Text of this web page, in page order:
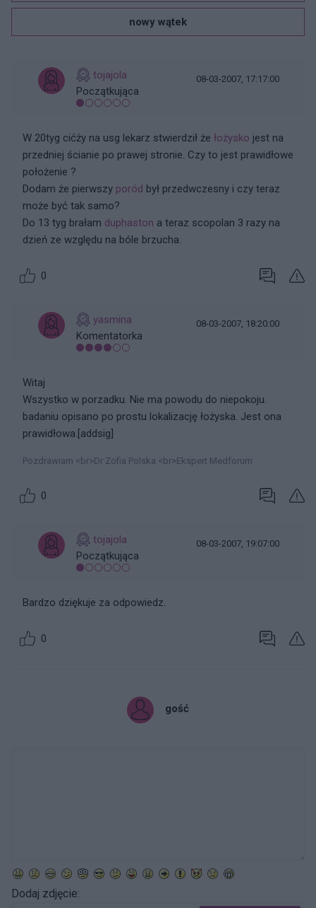
nowy wątek
tojajola
Początkująca
08-03-2007, 17:17:00
W 20tyg cićży na usg lekarz stwierdził że łożysko jest na
przedniej ścianie po prawej stronie. Czy to jest prawidłowe
położenie ?
Dodam że pierwszy poród był przedwczesny i czy teraz
może być tak samo?
Do 13 tyg brałam duphaston a teraz scopolan 3 razy na
dzień ze względu na bóle brzucha.
0
yasmina
Komentatorka
08-03-2007, 18:20:00
Witaj
Wszystko w porzadku. Nie ma powodu do niepokoju.
badaniu opisano po prostu lokalizację łożyska. Jest ona
prawidłowa.[addsig]
Pozdrawiam <br>Dr Zofia Polska <br>Ekspert Medforum
0
tojajola
Początkująca
08-03-2007, 19:07:00
Bardzo dziękuje za odpowiedz.
0
gość
Dodaj zdjęcie: